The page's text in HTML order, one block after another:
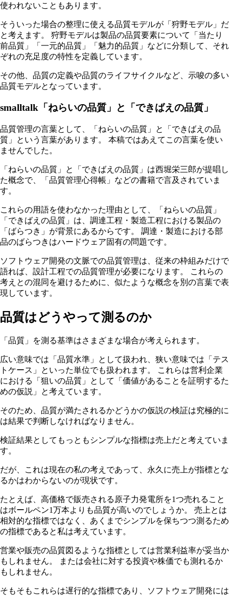
使われないこともあります。
そういった場合の整理に使える品質モデルが「狩野モデル」だ
と考えます。 狩野モデルは製品の品質要素について「当たり
前品質」「一元的品質」「魅力的品質」などに分類して、それ
ぞれの充足度の特性を定義しています。
その他、品質の定義や品質のライフサイクルなど、示唆の多い
品質モデルとなっています。
smalltalk「ねらいの品質」と「できばえの品質」
品質管理の言葉として、「ねらいの品質」と「できばえの品
質」という言葉があります。 本稿ではあえてこの言葉を使い
ませんでした。
「ねらいの品質」と「できばえの品質」は西堀栄三郎が提唱し
た概念で、「品質管理心得帳」などの書籍で言及されていま
す。
これらの用語を使わなかった理由として、「ねらいの品質」
「できばえの品質」は、調達工程・製造工程における製品の
「ばらつき」が背景にあるからです。 調達・製造における部
品のばらつきはハードウェア固有の問題です。
ソフトウェア開発の文脈での品質管理は、従来の枠組みだけで
語れば、設計工程での品質管理が必要になります。 これらの
考えとの混同を避けるために、似たような概念を別の言葉で表
現しています。
品質はどうやって測るのか
「品質」を測る基準はさまざまな場合が考えられます。
広い意味では「品質水準」として扱われ、狭い意味では「テス
トケース」といった単位でも扱われます。 これらは営利企業
における「狙いの品質」として「価値があることを証明するた
めの仮説」と考えています。
そのため、品質が満たされるかどうかの仮説の検証は究極的に
は結果で判断しなければなりません。
検証結果としてもっともシンプルな指標は売上だと考えていま
す。
だが、これは現在の私の考えであって、永久に売上が指標とな
るかはわからないのが現状です。
たとえば、高価格で販売される原子力発電所を1つ売れること
はボールペン1万本よりも品質が高いのでしょうか。 売上とは
相対的な指標ではなく、あくまでシンプルを保ちつつ測るため
の指標であると私は考えています。
営業や販売の品質図るような指標としては営業利益率が妥当か
もしれません。 または会社に対する投資や株価でも測れるか
もしれません。
そもそもこれらは遅行的な指標であり、ソフトウェア開発には